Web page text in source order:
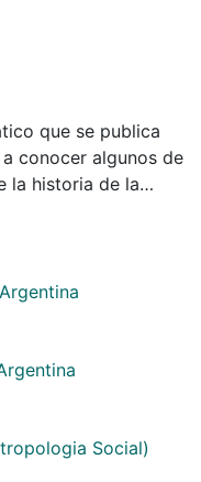
que se publica
conocer algunos de
la historia de la
Argentina
y los
él adecuaron sus
durante su
Los inmigrantes,
uno de los
mostrar la
distintas
Argentina
Social)